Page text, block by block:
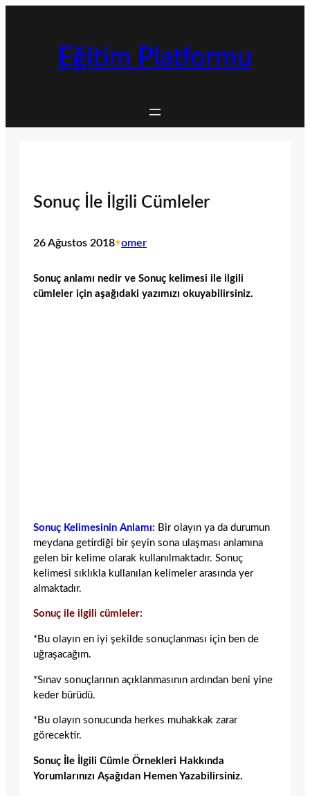
Eğitim Platformu
Sonuç İle İlgili Cümleler
26 Ağustos 2018•omer
Sonuç anlamı nedir ve Sonuç kelimesi ile ilgili
cümleler için aşağıdaki yazımızı okuyabilirsiniz.
Sonuç Kelimesinin Anlamı: Bir olayın ya da durumun
meydana getirdiği bir şeyin sona ulaşması anlamına
gelen bir kelime olarak kullanılmaktadır. Sonuç
kelimesi sıklıkla kullanılan kelimeler arasında yer
almaktadır.
Sonuç ile ilgili cümleler:
*Bu olayın en iyi şekilde sonuçlanması için ben de
uğraşacağım.
*Sınav sonuçlarının açıklanmasının ardından beni yine
keder bürüdü.
*Bu olayın sonucunda herkes muhakkak zarar
görecektir.
Sonuç İle İlgili Cümle Örnekleri Hakkında
Yorumlarınızı Aşağıdan Hemen Yazabilirsiniz.